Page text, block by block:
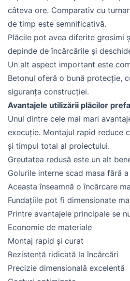
câteva ore. Comparativ cu
de timp este semnificativă.
Plăcile pot avea diferite grosimi
depinde de încărcările și
Un alt aspect important este
Betonul oferă o bună protecție,
siguranța construcției.
Avantajele utilizării plăcilor
Unul dintre cele mai mari
execuție. Montajul rapid reduce
și timpul total al proiectului.
Greutatea redusă este un alt
Golurile interne scad masa fără
Aceasta înseamnă o încărcare
Fundațiile pot fi dimensionate
Printre avantajele principale se
Economie de materiale
Montaj rapid și curat
Rezistență ridicată la încărcări
Precizie dimensională excelentă